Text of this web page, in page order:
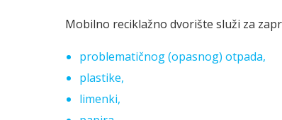
Mobilno reciklažno dvorište služi za
problematičnog (opasnog) otpada,
plastike,
limenki,